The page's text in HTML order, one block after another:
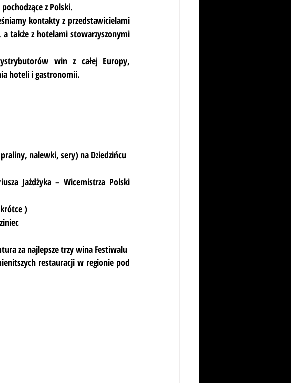
z Polski.
kontakty z przedstawicielami
także z hotelami stowarzyszonymi
win z całej Europy,
hoteli i gastronomii.
nalewki, sery) na Dziedzińcu
Jażdżyka – Wicemistrza Polski
)
za najlepsze trzy wina Festiwalu
restauracji w regionie pod